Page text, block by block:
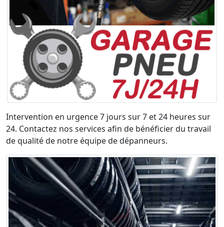
Intervention en urgence 7 jours sur 7 et 24 heures sur
24. Contactez nos services afin de bénéficier du travail
de qualité de notre équipe de dépanneurs.